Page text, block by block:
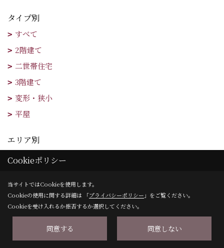
タイプ別
すべて
2階建て
二世帯住宅
3階建て
変形・狭小
平屋
エリア別
すべて
東大阪市
吹田市・豊中市・箕面市・池田市・茨木市・高槻市
枚方市・交野市・寝屋川市・四条畷市・大東市・摂津市
Cookieポリシー
当サイトではCookieを使用します。
Cookieの使用に関する詳細は 「プライバシーポリシー 」をご覧ください。
Cookieを受け入れるか拒否するか選択してください。
同意する 同意しない